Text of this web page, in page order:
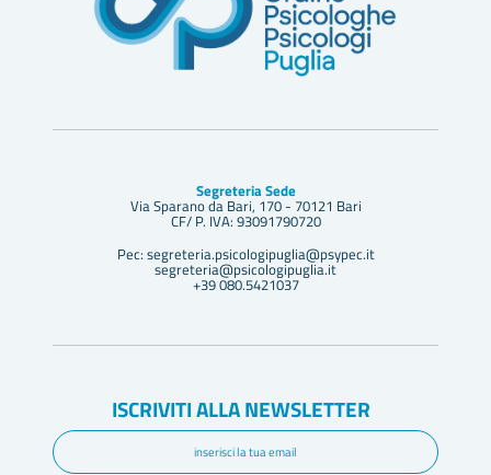
Segreteria Sede
Via Sparano da Bari, 170 - 70121 Bari
CF/ P. IVA: 93091790720
Pec: segreteria.psicologipuglia@psypec.it
segreteria@psicologipuglia.it
+39 080.5421037
ISCRIVITI ALLA NEWSLETTER